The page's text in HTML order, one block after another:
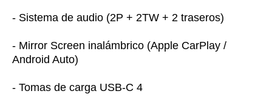
- Sistema de audio (2P + 2TW + 2 traseros)
- Mirror Screen inalámbrico (Apple CarPlay /
Android Auto)
- Tomas de carga USB-C 4